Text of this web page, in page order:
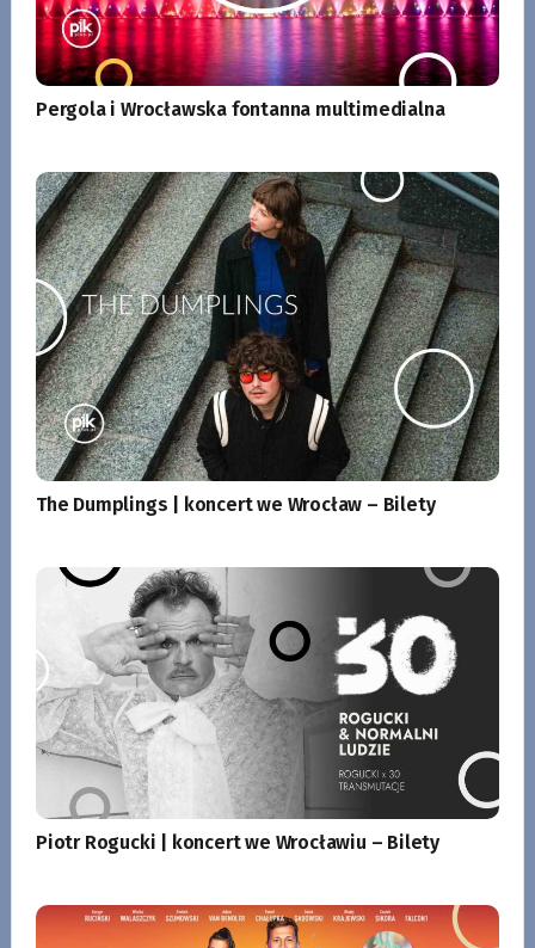
Pergola i Wrocławska fontanna multimedialna
The Dumplings | koncert we Wrocław – Bilety
Piotr Rogucki | koncert we Wrocławiu – Bilety